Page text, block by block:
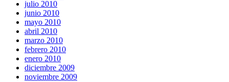
julio 2010
junio 2010
mayo 2010
abril 2010
marzo 2010
febrero 2010
enero 2010
diciembre 2009
noviembre 2009